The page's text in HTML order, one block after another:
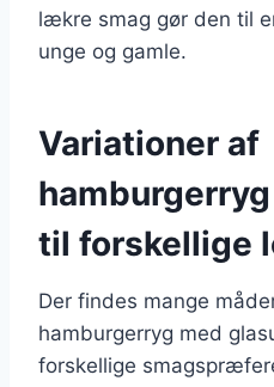
lækre smag gør den til
unge og gamle.
Variationer af
til forskellige
Der findes mange
hamburgerryg med
forskellige